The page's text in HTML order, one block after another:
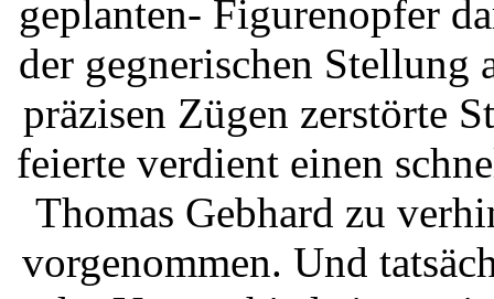
geplanten- Figurenopfer
der gegnerischen
präzisen Zügen zerstörte
feierte verdient einen
Thomas Gebhard zu
vorgenommen. Und